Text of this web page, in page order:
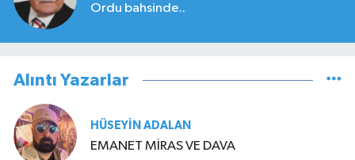
Ordu bahsinde..
Alıntı Yazarlar
HÜSEYIN ADALAN
EMANET MİRAS VE DAVA